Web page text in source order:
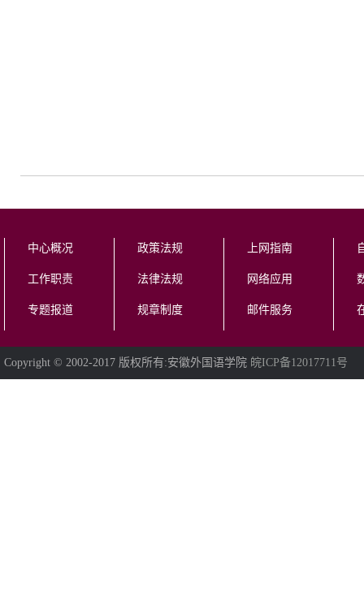
中心概况
工作职责
专题报道
政策法规
法律法规
规章制度
上网指南
网络应用
邮件服务
Copyright © 2002-2017 版权所有:安徽外国语学院 皖ICP备12017711号